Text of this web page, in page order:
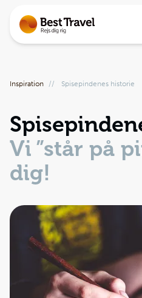
Rejsekalender
Inspiration
Inspiration // Spisepindenes historie
Vi ”står på
dig!